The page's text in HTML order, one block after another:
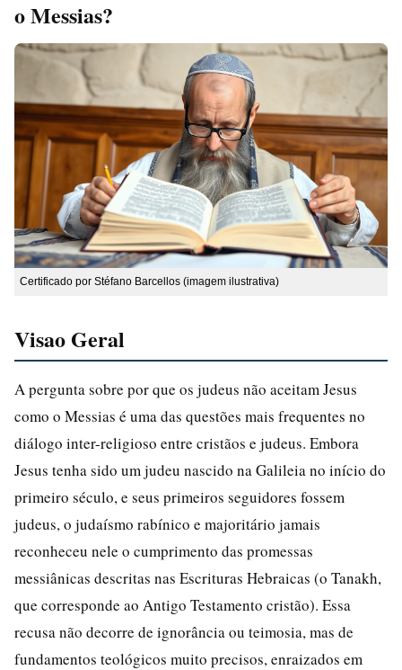
o Messias?
Certificado por Stéfano Barcellos (imagem ilustrativa)
Visao Geral
A pergunta sobre por que os judeus não aceitam Jesus
como o Messias é uma das questões mais frequentes no
diálogo inter-religioso entre cristãos e judeus. Embora
Jesus tenha sido um judeu nascido na Galileia no início do
primeiro século, e seus primeiros seguidores fossem
judeus, o judaísmo rabínico e majoritário jamais
reconheceu nele o cumprimento das promessas
messiânicas descritas nas Escrituras Hebraicas (o Tanakh,
que corresponde ao Antigo Testamento cristão). Essa
recusa não decorre de ignorância ou teimosia, mas de
fundamentos teológicos muito precisos, enraizados em